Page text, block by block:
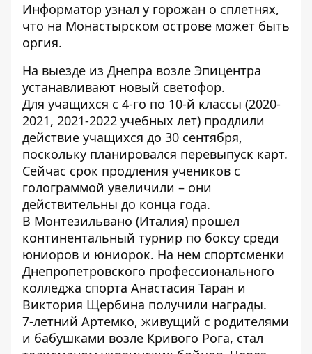
Информатор узнал у горожан о сплетнях,
что на Монастырском острове может быть
оргия.
На выезде из Днепра возле Эпицентра
устанавливают новый светофор.
Для учащихся с 4-го по 10-й классы (2020-
2021, 2021-2022 учебных лет) продлили
действие учащихся до 30 сентября,
поскольку планировался перевыпуск карт.
Сейчас срок продления учеников с
голограммой увеличили – они
действительны до конца года.
В Монтезильвано (Италия) прошел
континентальный турнир по боксу среди
юниоров и юниорок. На нем спортсменки
Днепропетровского профессионального
колледжа спорта Анастасия Таран и
Виктория Щербина получили награды.
7-летний Артемко, живущий с родителями
и бабушками возле Кривого Рога, стал